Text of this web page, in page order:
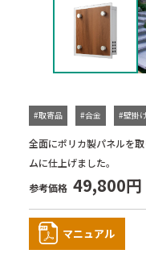
全面にポリカ製パネルを
ムに仕上げました。
#取寄品 #合金 #壁掛
参考価格 49,800円
マニュアル